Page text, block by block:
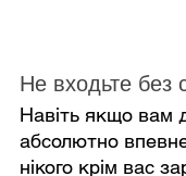
Не входьте без
Навіть якщо вам
абсолютно
нікого крім вас